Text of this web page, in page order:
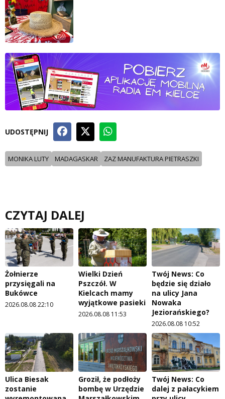
UDOSTĘPNIJ
MONIKA LUTY MADAGASKAR ZAZ MANUFAKTURA PIETRASZKI
CZYTAJ DALEJ
Żołnierze
przysięgali na
Bukówce
2026.08.08 22:10
Wielki Dzień
Pszczół. W
Kielcach mamy
wyjątkowe pasieki
2026.08.08 11:53
Twój News: Co
będzie się działo
na ulicy Jana
Nowaka
Jeziorańskiego?
2026.08.08 10:52
Ulica Biesak
zostanie
Groził, że podłoży
bombę w Urzędzie
Twój News: Co
dalej z pałacykiem